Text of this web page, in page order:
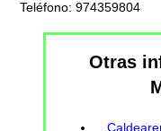
Teléfono: 974359804
Otras